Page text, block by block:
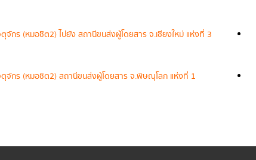
จักร (หมอชิต2) ไปยัง สถานีขนส่งผู้โดยสาร จ.เชียงใหม่ แห่งที่ 3
จักร (หมอชิต2) สถานีขนส่งผู้โดยสาร จ.พิษณุโลก แห่งที่ 1